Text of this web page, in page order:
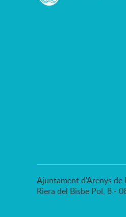
Ajuntament d'Arenys de
Riera del Bisbe Pol, 8 -